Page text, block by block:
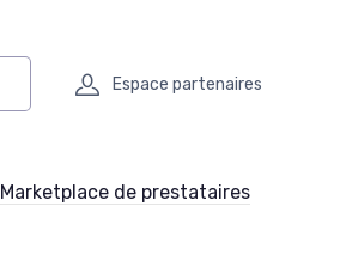
Espace partenaires
Marketplace de prestataires